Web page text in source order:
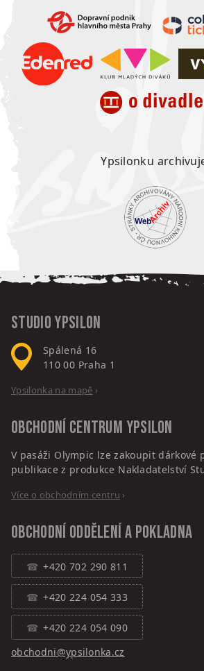
Ypsilonku
Studio Ypsilon
Spálená 16
110 00 Praha 1
Ypsilonka na mapě ›
Obchodní centrum Ypsilon
V pasáži Olympic lze zakoupit dárkové
publikace z produkce Nakladatelství
Více o obchodním centru ›
Obchodní oddělení a pokladna
+420 702 290 811
+420 224 054 333
+420 224 054 090
obchodni@ypsilonka.cz